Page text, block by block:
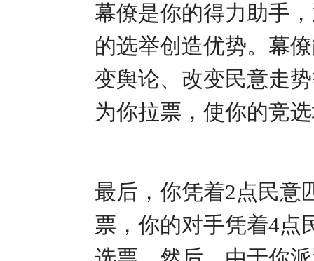
幕僚是你的得力助手
的选举创造优势。幕
变舆论、改变民意走
为你拉票，使你的竞
最后，你凭着2点民意
票，你的对手凭着4点